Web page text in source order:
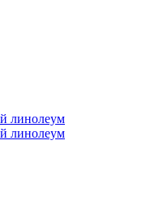
линолеум
линолеум